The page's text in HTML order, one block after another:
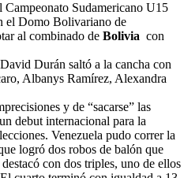
Campeonato Sudamericano U15
el Domo Bolivariano de
al combinado de Bolivia con
Durán saltó a la cancha con
Albanys Ramírez, Alexandra
y de “sacarse” las
debut internacional para la
Venezuela pudo correr la
logró dos robos de balón que
con dos triples, uno de ellos